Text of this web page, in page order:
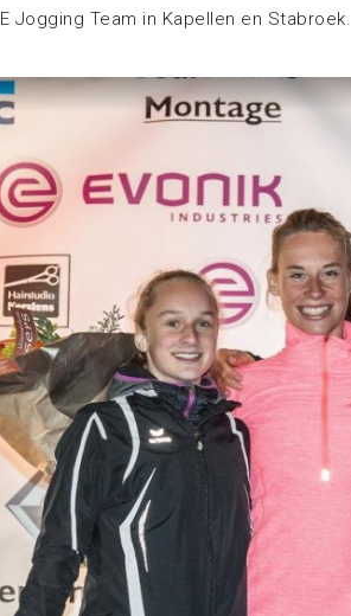
Jogging Team in Kapellen en Stabroek.